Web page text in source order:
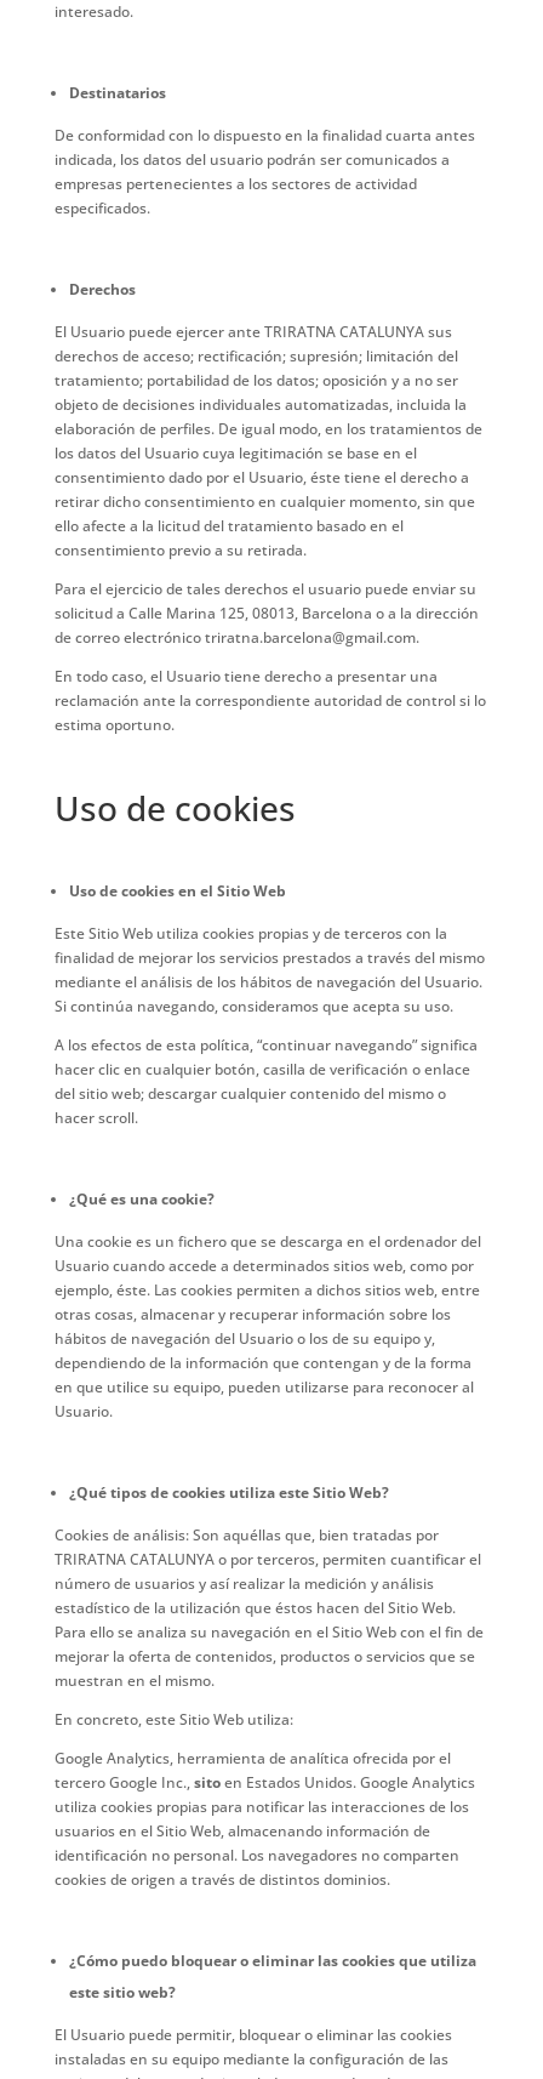
interesado.
Destinatarios
De conformidad con lo dispuesto en la finalidad cuarta antes
indicada, los datos del usuario podrán ser comunicados a
empresas pertenecientes a los sectores de actividad
especificados.
Derechos
El Usuario puede ejercer ante TRIRATNA CATALUNYA sus
derechos de acceso; rectificación; supresión; limitación del
tratamiento; portabilidad de los datos; oposición y a no ser
objeto de decisiones individuales automatizadas, incluida la
elaboración de perfiles. De igual modo, en los tratamientos de
los datos del Usuario cuya legitimación se base en el
consentimiento dado por el Usuario, éste tiene el derecho a
retirar dicho consentimiento en cualquier momento, sin que
ello afecte a la licitud del tratamiento basado en el
consentimiento previo a su retirada.
Para el ejercicio de tales derechos el usuario puede enviar su
solicitud a Calle Marina 125, 08013, Barcelona o a la dirección
de correo electrónico triratna.barcelona@gmail.com.
En todo caso, el Usuario tiene derecho a presentar una
reclamación ante la correspondiente autoridad de control si lo
estima oportuno.
Uso de cookies
Uso de cookies en el Sitio Web
Este Sitio Web utiliza cookies propias y de terceros con la
finalidad de mejorar los servicios prestados a través del mismo
mediante el análisis de los hábitos de navegación del Usuario.
Si continúa navegando, consideramos que acepta su uso.
A los efectos de esta política, “continuar navegando” significa
hacer clic en cualquier botón, casilla de verificación o enlace
del sitio web; descargar cualquier contenido del mismo o
hacer scroll.
¿Qué es una cookie?
Una cookie es un fichero que se descarga en el ordenador del
Usuario cuando accede a determinados sitios web, como por
ejemplo, éste. Las cookies permiten a dichos sitios web, entre
otras cosas, almacenar y recuperar información sobre los
hábitos de navegación del Usuario o los de su equipo y,
dependiendo de la información que contengan y de la forma
en que utilice su equipo, pueden utilizarse para reconocer al
Usuario.
¿Qué tipos de cookies utiliza este Sitio Web?
Cookies de análisis: Son aquéllas que, bien tratadas por
TRIRATNA CATALUNYA o por terceros, permiten cuantificar el
número de usuarios y así realizar la medición y análisis
estadístico de la utilización que éstos hacen del Sitio Web.
Para ello se analiza su navegación en el Sitio Web con el fin de
mejorar la oferta de contenidos, productos o servicios que se
muestran en el mismo.
En concreto, este Sitio Web utiliza:
Google Analytics, herramienta de analítica ofrecida por el
tercero Google Inc.,sitoen Estados Unidos. Google Analytics
utiliza cookies propias para notificar las interacciones de los
usuarios en el Sitio Web, almacenando información de
identificación no personal. Los navegadores no comparten
cookies de origen a través de distintos dominios.
¿Cómo puedo bloquear o eliminar las cookies que utiliza
este sitio web?
El Usuario puede permitir, bloquear o eliminar las cookies
instaladas en su equipo mediante la configuración de las